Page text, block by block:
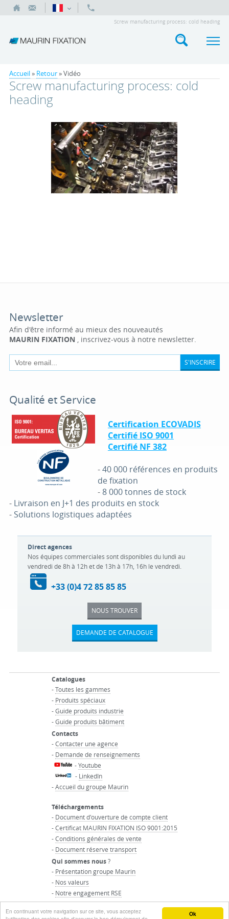
Ok
En continuant votre navigation sur ce site, vous acceptez
Screw manufacturing process: cold heading
Accueil» Retour»Vidéo
Screw manufacturing process: cold
heading
Newsletter
Afin d'être informé au mieux des nouveautés
MAURIN FIXATION , inscrivez-vous à notre newsletter.
S'INSCRIRE
Qualité et Service
Certification ECOVADIS
Certifié ISO 9001
Certifié NF 382
-40 000 références en produits
de fixation
- 8 000 tonnes de stock
- Livraison en J+1 des produits en stock
- Solutions logistiques adaptées
Direct agences
Nos équipes commerciales sont disponibles du lundi au
vendredi de 8h à 12h et de 13h à 17h, 16h le vendredi.
+33 (0)4 72 85 85 85
NOUS TROUVER
DEMANDE DE CATALOGUE
Catalogues
-Toutes les gammes
- Produits spéciaux
-Guide produits industrie
-Guide produits bâtiment
Contacts
-Contacter une agence
- Demande de renseignements
-Youtube
- LinkedIn
-Accueil du groupe Maurin
Téléchargements
- Document d'ouverture de compte client
-Certificat MAURIN FIXATION ISO 9001:2015
-Conditions générales de vente
- Document réserve transport
Qui sommes nous?
- Présentation groupe Maurin
- Nos valeurs
- Notre engagement RSE
-Rejoignez-nous
© GROUPE MAURIN - Tous droits réservés